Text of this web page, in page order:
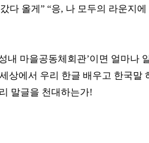
다 올게 ” “응, 나 모두의 라운지에
내 마을공동체회관’이면 얼마나
상에서 우리 한글 배우고 한국말
말글을 천대하는가!